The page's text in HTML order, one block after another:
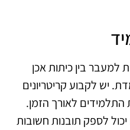
למעבר בין כיתות אכן
יש לקבוע קריטריונים
לאורך הזמן.
לספק תובנות חשובות